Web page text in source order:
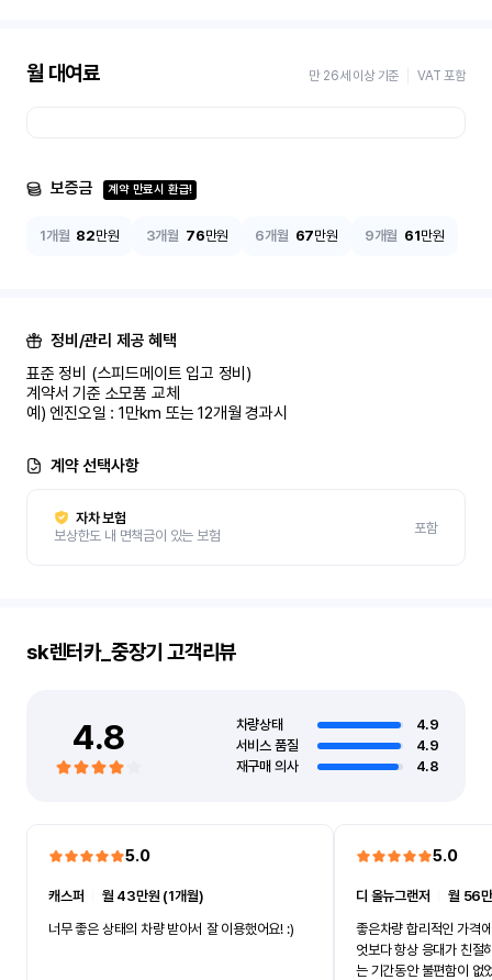
월 대여료 만 26세 이상 기준 VAT 포함
보증금 계약 만료시 환급!
1개월 82만원 3개월 76만원 6개월 67만원 9개월 61만원
정비/관리 제공 혜택
표준 정비 (스피드메이트 입고 정비)
계약서 기준 소모품 교체
예) 엔진오일 : 1만km 또는 12개월 경과시
계약 선택사항
자차 보험
보상한도 내 면책금이 있는 보험
포함
sk렌터카_중장기 고객리뷰
4.8 차량상태
4.9
서비스 품질
4.9
재구매 의사
4.8
5.0
캐스퍼
월 43만원 (1개월)
너무 좋은 상태의 차량 받아서 잘 이용했어요! :)
5.0
디 올뉴그랜저 ㅣ월 56
좋은차량 합리적인 가격
엇보다 항상 응대가 친절
는 기간동안 불편함이 없